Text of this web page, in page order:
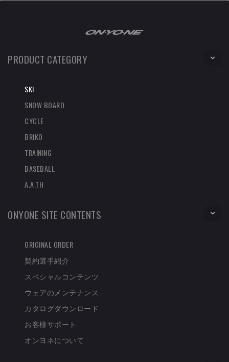
PRODUCT CATEGORY
SKI
SNOW BOARD
CYCLE
BRIKO
TRAINING
BASEBALL
A.A.TH
ONYONE SITE CONTENTS
ORIGINAL ORDER
契約選手紹介
スペシャルコンテンツ
ウェアのメンテナンス
カタログダウンロード
お客様サポート
オンヨネについて